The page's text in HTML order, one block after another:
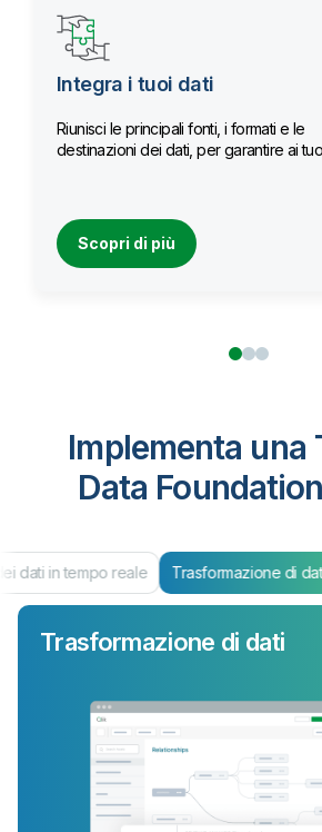
Integra i tuoi dati
Riunisci le principali fonti, i formati e le
destinazioni dei dati, per garantire ai
Scopri di più
Implementa una
Data
dati in tempo reale Trasformazione di
Trasformazione di dati